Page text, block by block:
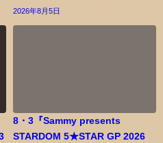
2026年8月5日
8・3『Sammy presents
STARDOM 5★STAR GP 2026